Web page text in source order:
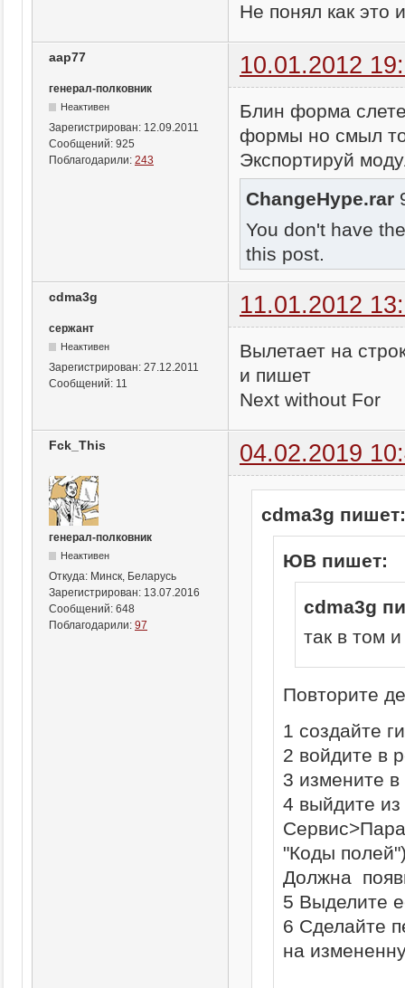
Не понял как это
aap77 10.01.2012
генерал-полковник
Неактивен
Зарегистрирован: 12.09.2011
Сообщений: 925
Поблагодарили: 243
Блин форма
формы но смыл
Экспортируй
ChangeHype.rar
You don't have
this post.
cdma3g 11.01.2012
сержант
Неактивен
Зарегистрирован: 27.12.2011
Сообщений: 11
Вылетает на
и пишет
Next without For
Fck_This 04.02.2019
генерал-полковник
Неактивен
Откуда: Минск, Беларусь
Зарегистрирован: 13.07.2016
Сообщений: 648
Поблагодарили: 97
cdma3g пишет:
ЮВ пишет:
cdma3g
так в том
Повторите
1 создайте
2 войдите в
3 измените
4 выйдите
"Коды
Должна
5 Выделите
6 Сделайте
на